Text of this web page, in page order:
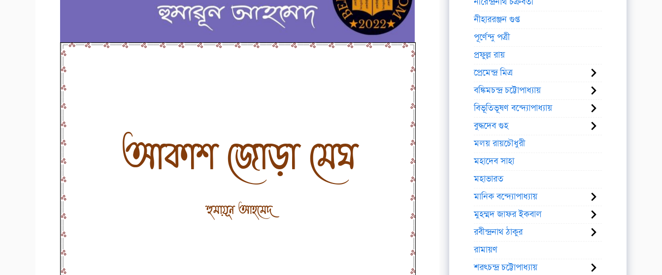
নীহাররঞ্জন গুপ্ত
পূর্ণেন্দু পত্রী
প্রফুল্ল রায়
প্রেমেন্দ্র মিত্র
বঙ্কিমচন্দ্র চট্টোপাধ্যায়
বিভূতিভূষণ বন্দ্যোপাধ্যায়
বুদ্ধদেব গুহ
মলয় রায়চৌধুরী
মহাদেব সাহা
মহাভারত
মানিক বন্দ্যোপাধ্যায়
মুহম্মদ জাফর ইকবাল
রবীন্দ্রনাথ ঠাকুর
রামায়ণ
শরৎচন্দ্র চট্টোপাধ্যায়